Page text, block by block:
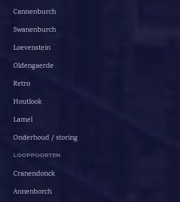
Cannenburch
Swanenburch
Loevenstein
Oldengaerde
Retro
Houtlook
Lamel
Onderhoud / storing
LOOPPOORTEN
Cranendonck
Annenborch